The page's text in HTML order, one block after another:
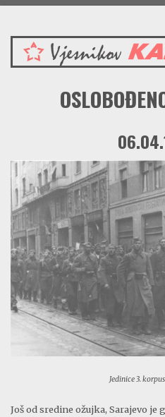
PRENOSIMO
SPOMENICI
BORBENA BIBLIOTEKA
NAŠE PJESME
Jedinice 3.
Još od sredine ožujka, Sarajevo